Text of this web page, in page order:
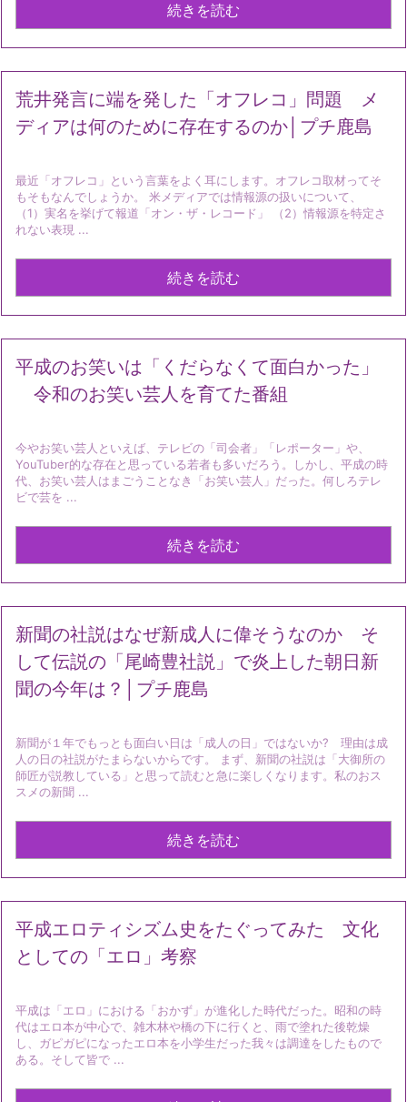
続きを読む
荒井発言に端を発した「オフレコ」問題 メ
ディアは何のために存在するのか│プチ鹿島
最近「オフレコ」という言葉をよく耳にします。オフレコ取材ってそ
もそもなんでしょうか。 米メディアでは情報源の扱いについて、
（1）実名を挙げて報道「オン・ザ・レコード」 （2）情報源を特定さ
れない表現 ...
続きを読む
平成のお笑いは「くだらなくて面白かった」
令和のお笑い芸人を育てた番組
今やお笑い芸人といえば、テレビの「司会者」「レポーター」や、
YouTuber的な存在と思っている若者も多いだろう。しかし、平成の時
代、お笑い芸人はまごうことなき「お笑い芸人」だった。何しろテレ
ビで芸を ...
続きを読む
新聞の社説はなぜ新成人に偉そうなのか そ
して伝説の「尾崎豊社説」で炎上した朝日新
聞の今年は？│プチ鹿島
新聞が１年でもっとも面白い日は「成人の日」ではないか? 理由は成
人の日の社説がたまらないからです。 まず、新聞の社説は「大御所の
師匠が説教している」と思って読むと急に楽しくなります。私のおス
スメの新聞 ...
続きを読む
平成エロティシズム史をたぐってみた 文化
としての「エロ」考察
平成は「エロ」における「おかず」が進化した時代だった。昭和の時
代はエロ本が中心で、雑木林や橋の下に行くと、雨で塗れた後乾燥
し、ガピガピになったエロ本を小学生だった我々は調達をしたもので
ある。そして皆で ...